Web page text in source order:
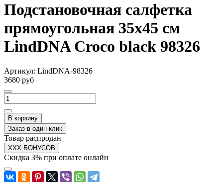
Подстановочная салфетка
прямоугольная 35x45 см
LindDNA Croco black 98326
Артикул: LindDNA-98326
3680 руб
В корзину
Заказ в один клик
Товар распродан
XXX БОНУСОВ
Скидка 3% при оплате онлайн